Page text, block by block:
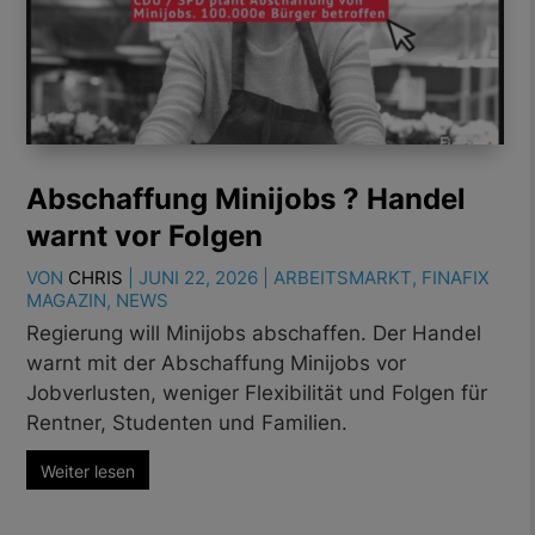
Abschaffung Minijobs ? Handel
warnt vor Folgen
VON CHRIS JUNI 22, 2026 |ARBEITSMARKT, FINAFIX
MAGAZIN, NEWS
Regierung will Minijobs abschaffen. Der Handel
warnt mit der Abschaffung Minijobs vor
Jobverlusten, weniger Flexibilität und Folgen für
Rentner, Studenten und Familien.
Weiter lesen